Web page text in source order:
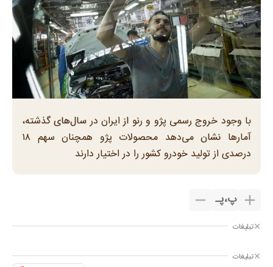
با وجود خروج رسمی پژو و رنو از ایران در سال‌های گذشته،
آمارها نشان می‌دهد محصولات پژو همچنان سهم ۱۸
درصدی از تولید خودرو کشور را در اختیار دارند
پ،پـ
تبلیغات
تبلیغات